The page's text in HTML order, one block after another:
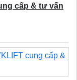
cấp & tư vấn